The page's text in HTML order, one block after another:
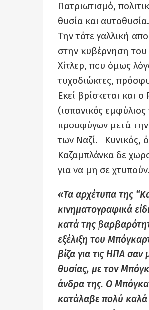
Πατριωτισμό,
θυσία και
Την τότε γαλλική
στην κυβέρνηση του
Χίτλερ, που όμως
τυχοδιώκτες,
Εκεί βρίσκεται και
(ισπανικός
προσφύγων μετά την
των Ναζί. Κυνικός,
Καζαμπλάνκα δε
για να μη σε
«Τα αρχέτυπα της
κινηματογραφικά
κατά της
εξέλιξη του
βίζα για τις ΗΠΑ
θυσίας, με τον
άνδρα της. Ο
κατάλαβε πολύ καλά